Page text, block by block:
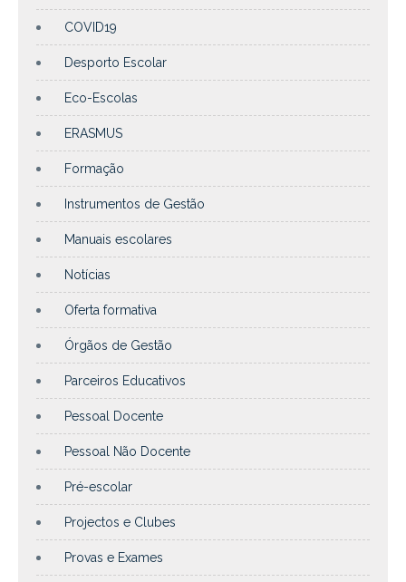
COVID19
Desporto Escolar
Eco-Escolas
ERASMUS
Formação
Instrumentos de Gestão
Manuais escolares
Notícias
Oferta formativa
Órgãos de Gestão
Parceiros Educativos
Pessoal Docente
Pessoal Não Docente
Pré-escolar
Projectos e Clubes
Provas e Exames